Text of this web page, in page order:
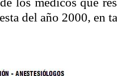
del año 2000, en